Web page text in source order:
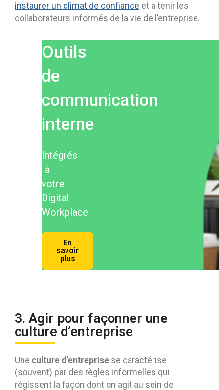
instaurer un climat de confiance et à tenir les
collaborateurs informés de la vie de l’entreprise.
Outils
de
communication
interne
Intégrés
à
votre
Digital
Workplace
En
savoir
plus
3. Agir pour façonner une
culture d’entreprise
Une culture d’entreprise se caractérise
(souvent) par des règles informelles qui
régissent la façon dont on agit au sein de